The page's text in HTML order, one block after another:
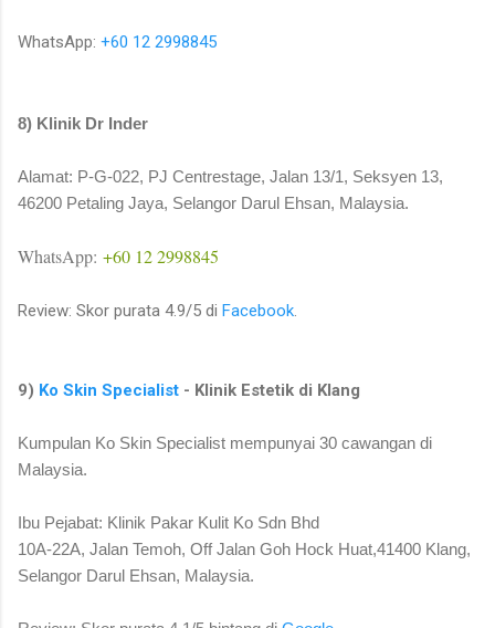
WhatsApp: +60 12 2998845
8) Klinik Dr Inder
Alamat: P-G-022, PJ Centrestage, Jalan 13/1, Seksyen 13,
46200 Petaling Jaya, Selangor Darul Ehsan, Malaysia.
WhatsApp: +60 12 2998845
Review: Skor purata 4.9/5 di Facebook
9) Ko Skin Specialist - Klinik Estetik di Klang
Kumpulan Ko Skin Specialist mempunyai 30 cawangan di
Malaysia.
Ibu Pejabat: Klinik Pakar Kulit Ko Sdn Bhd
10A-22A, Jalan Temoh, Off Jalan Goh Hock Huat,41400 Klang,
Selangor Darul Ehsan, Malaysia.